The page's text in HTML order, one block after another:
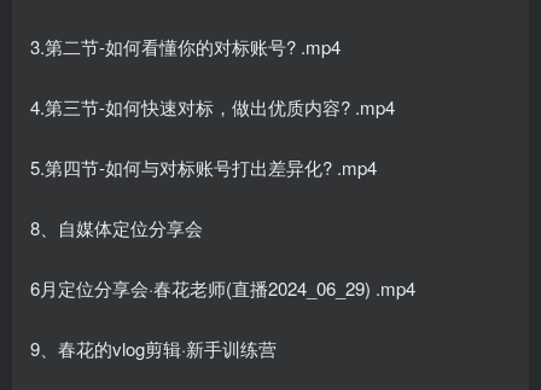
3.第二节-如何看懂你的对标账号? .mp4
4.第三节-如何快速对标，做出优质内容? .mp4
5.第四节-如何与对标账号打出差异化? .mp4
8、自媒体定位分享会
6月定位分享会·春花老师(直播2024_06_29) .mp4
9、春花的vlog剪辑·新手训练营